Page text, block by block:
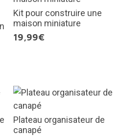
Kit pour construire une
maison miniature
19,99€
Plateau organisateur de
canapé